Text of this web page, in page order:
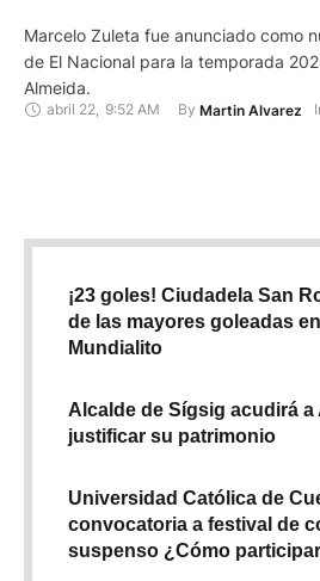
Marcelo Zuleta fue anunciado como
de El Nacional para la temporada
Almeida.
abril 22, 9:52 AM By Martin Alvarez
¡23 goles! Ciudadela San
de las mayores goleadas
Mundialito
Alcalde de Sígsig acudirá a
justificar su patrimonio
Universidad Católica de
convocatoria a festival de
suspenso ¿Cómo